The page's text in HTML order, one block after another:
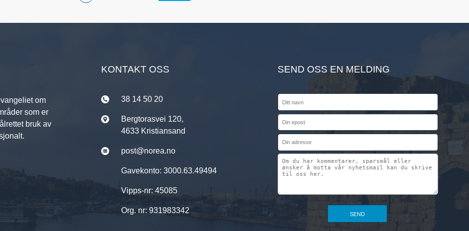
om
som er
bruk av
KONTAKT OSS
38 14 50 20
Bergtorasvei 120,
4633 Kristiansand
post@norea.no
Gavekonto: 3000.63.49494
Vipps-nr: 45085
Org. nr: 931983342
SEND OSS EN MELDING